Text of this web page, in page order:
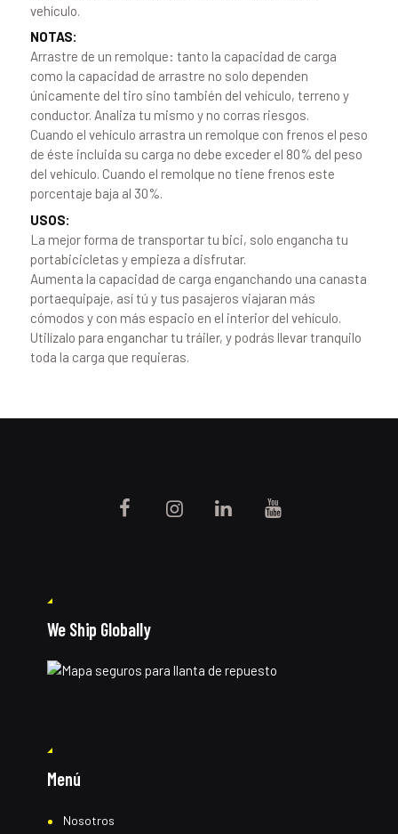
vehículo.
NOTAS:
Arrastre de un remolque: tanto la capacidad de carga
como la capacidad de arrastre no solo dependen
únicamente del tiro sino también del vehículo, terreno y
conductor. Analiza tu mismo y no corras riesgos.
Cuando el vehículo arrastra un remolque con frenos el peso
de éste incluida su carga no debe exceder el 80% del peso
del vehículo. Cuando el remolque no tiene frenos este
porcentaje baja al 30%.
USOS:
La mejor forma de transportar tu bici, solo engancha tu
portabicicletas y empieza a disfrutar.
Aumenta la capacidad de carga enganchando una canasta
portaequipaje, así tú y tus pasajeros viajaran más
cómodos y con más espacio en el interior del vehículo.
Utilízalo para enganchar tu tráiler, y podrás llevar tranquilo
toda la carga que requieras.
We Ship Globally
Menú
Nosotros